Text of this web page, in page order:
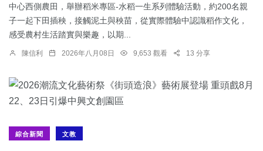
中心西側農田，舉辦稻米專區-水稻一生系列體驗活動，約200名親
子一起下田插秧，接觸泥土與秧苗，從實際體驗中認識稻作文化，
感受農村生活踏實與樂趣，以期...
陳信利 2026年八月08日 9,653 觀看 13 分享
綜合新聞 文教